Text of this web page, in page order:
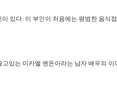
있다. 이 부인이 처음에는 평범한 음식
있는 미카엘 렌돈아라는 남자 배우의 이